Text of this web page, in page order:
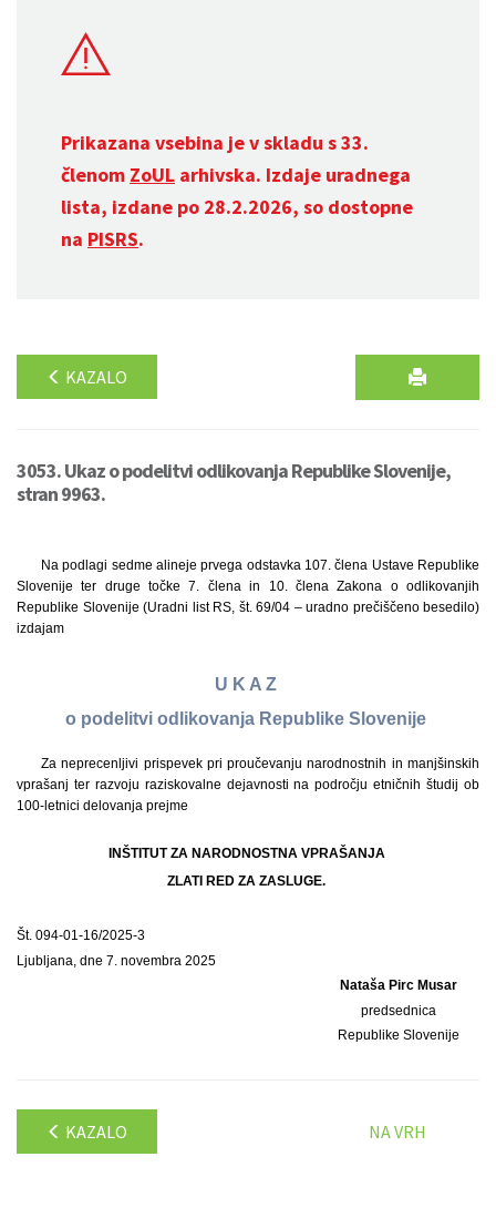
Prikazana vsebina je v skladu s 33.
členom ZoUL arhivska. Izdaje uradnega
lista, izdane po 28.2.2026, so dostopne
na PISRS.
KAZALO
3053. Ukaz o podelitvi odlikovanja Republike Slovenije,
stran 9963.
Na podlagi sedme alineje prvega odstavka 107. člena Ustave Republike
Slovenije ter druge točke 7. člena in 10. člena Zakona o odlikovanjih
Republike Slovenije (Uradni list RS, št. 69/04 – uradno prečiščeno besedilo)
izdajam
U K A Z
o podelitvi odlikovanja Republike Slovenije
Za neprecenljivi prispevek pri proučevanju narodnostnih in manjšinskih
vprašanj ter razvoju raziskovalne dejavnosti na področju etničnih študij ob
100-letnici delovanja prejme
INŠTITUT ZA NARODNOSTNA VPRAŠANJA
ZLATI RED ZA ZASLUGE.
Št. 094-01-16/2025-3
Ljubljana, dne 7. novembra 2025
Nataša Pirc Musar
predsednica
Republike Slovenije
KAZALO NA VRH